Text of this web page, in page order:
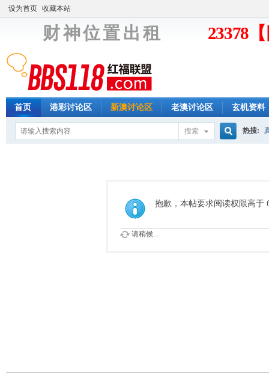
设为首页 收藏本站
财 神 位 置 出 租 23378
首页 港彩讨论区 新澳讨论区 老澳讨论区 玄机资料
搜索
索
热搜:
抱歉，本帖要求阅读权限高于
请稍候...